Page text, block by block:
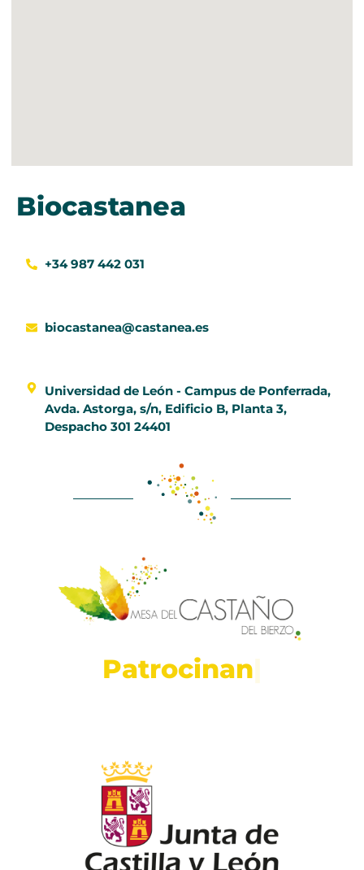
Biocastanea
+34 987 442 031
biocastanea@castanea.es
Universidad de León - Campus de Ponferrada,
Avda. Astorga, s/n, Edificio B, Planta 3,
Despacho 301 24401
Patrocinan|